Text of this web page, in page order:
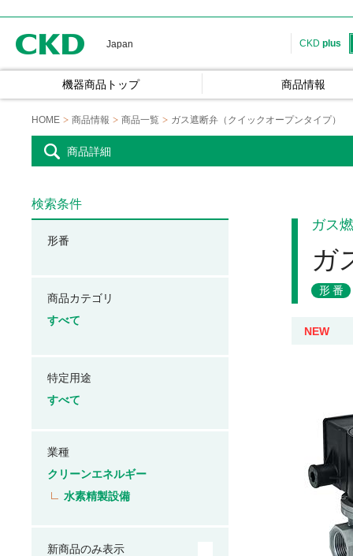
Japan CKD plus
機器商品トップ 商品情報
HOME 商品情報 商品一覧 ガス遮断弁（クイックオープンタイプ）
商品詳細
ガス
ガ
形番
NEW
検索条件
形番
商品カテゴリ
すべて
特定用途
すべて
業種
クリーンエネルギー
水素精製設備
新商品のみ表示